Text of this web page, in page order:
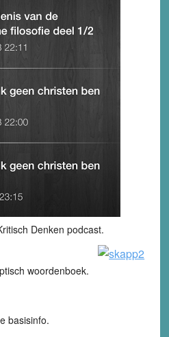
Denken podcast.
woordenboek.
basisinfo.